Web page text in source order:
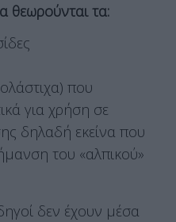
θεωρούνται τα:
που
για χρήση σε
δηλαδή εκείνα που
του «αλπικού»
δεν έχουν μέσα